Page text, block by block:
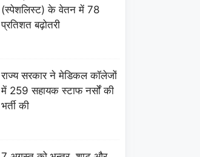
(स्पेशलिस्ट) के वेतन में 78
प्रतिशत बढ़ोतरी
राज्य सरकार ने मेडिकल कॉलेजों
में 259 सहायक स्टाफ नर्सों की
भर्ती की